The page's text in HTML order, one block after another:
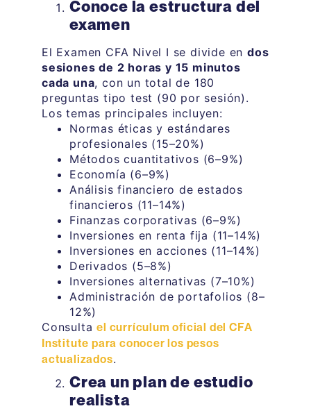
Conoce la estructura del
examen
El Examen CFA Nivel I se divide en dos
sesiones de 2 horas y 15 minutos
cada una, con un total de 180
preguntas tipo test (90 por sesión).
Los temas principales incluyen:
Normas éticas y estándares
profesionales (15–20%)
Métodos cuantitativos (6–9%)
Economía (6–9%)
Análisis financiero de estados
financieros (11–14%)
Finanzas corporativas (6–9%)
Inversiones en renta fija (11–14%)
Inversiones en acciones (11–14%)
Derivados (5–8%)
Inversiones alternativas (7–10%)
Administración de portafolios (8–
12%)
Consultael currículum oficial del CFA
Institute para conocer los pesos
actualizados.
Crea un plan de estudio
realista